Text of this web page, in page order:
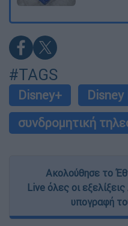
#TAGS
Disney+
Disney
συνδρομητική
Ακολούθησε το
Live όλες οι
υπογραφή